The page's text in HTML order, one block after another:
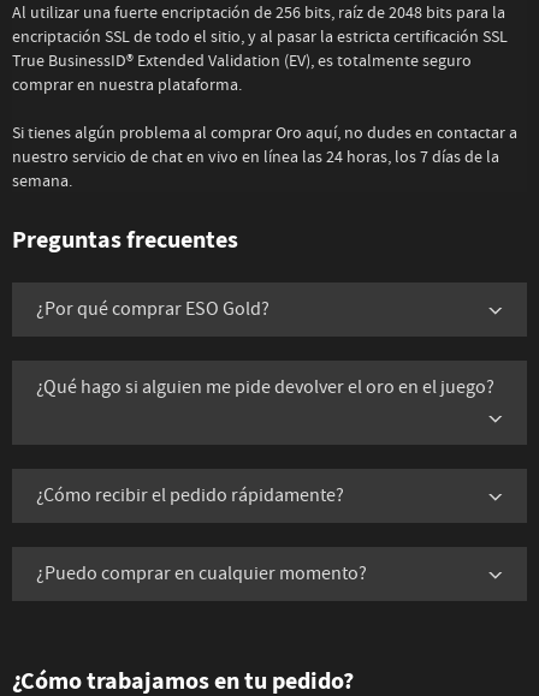
Al utilizar una fuerte encriptación de 256 bits, raíz de 2048 bits para la
encriptación SSL de todo el sitio, y al pasar la estricta certificación SSL
True BusinessID® Extended Validation (EV), es totalmente seguro
comprar en nuestra plataforma.
Si tienes algún problema al comprar Oro aquí, no dudes en contactar a
nuestro servicio de chat en vivo en línea las 24 horas, los 7 días de la
semana.
Preguntas frecuentes
¿Por qué comprar ESO Gold?
¿Qué hago si alguien me pide devolver el oro en el juego?
¿Cómo recibir el pedido rápidamente?
¿Puedo comprar en cualquier momento?
¿Cómo trabajamos en tu pedido?